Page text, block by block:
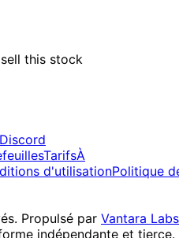
this stock
TarifsÀ
d'utilisationPolitique
Propulsé par Vantara Labs
indépendante et tierce.